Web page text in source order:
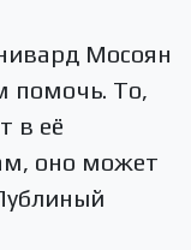
Мосоян
помочь. То,
в её
оно может